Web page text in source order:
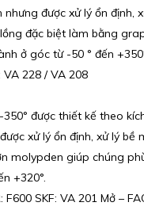
được xử lý ổn định,
đặc biệt làm bằng
ở góc từ -50 ° đến
VA 228 / VA 208
350° được thiết kế theo
xử lý ổn định, xử lý bề
molypden giúp chúng
+320°.
SKF: VA 201 Mở –